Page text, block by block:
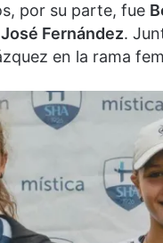
por su parte, fue
José Fernández.
en la rama